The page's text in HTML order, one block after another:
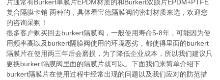
片通常有Burkert单膜片EPDM材质的和Burkert双膜片EPDM+PTFE
复合隔膜卡销 两种的，具体看宝德隔膜阀的密封材质来选，欢迎您
的咨询采购！
很多客户购买回去burkert隔膜阀，一般使用寿命5-8年，可能因为使
用频率高以及burkert隔膜阀使用的环境恶劣，都使得里面的burkert
隔膜片在使用两三年后会磨损，为了降低企业成本，所以我们建议只
更换burkert隔膜阀里面的隔膜片就可以。下面我们来简单介绍下
burkert隔膜片在使用过程中经常出现的问题以及我们应对的防范措